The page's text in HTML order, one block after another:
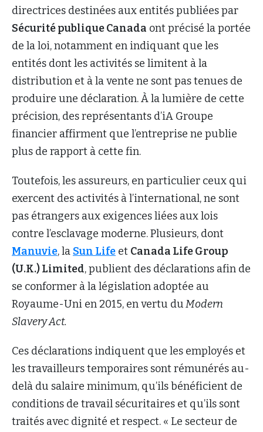
directrices destinées aux entités publiées par
Sécurité publique Canada ont précisé la portée
de la loi, notamment en indiquant que les
entités dont les activités se limitent à la
distribution et à la vente ne sont pas tenues de
produire une déclaration. À la lumière de cette
précision, des représentants d’iA Groupe
financier affirment que l’entreprise ne publie
plus de rapport à cette fin.
Toutefois, les assureurs, en particulier ceux qui
exercent des activités à l’international, ne sont
pas étrangers aux exigences liées aux lois
contre l’esclavage moderne. Plusieurs, dont
Manuvie, la Sun Life et Canada Life Group
(U.K.) Limited, publient des déclarations afin de
se conformer à la législation adoptée au
Royaume-Uni en 2015, en vertu duModern
Slavery Act.
Ces déclarations indiquent que les employés et
les travailleurs temporaires sont rémunérés au-
delà du salaire minimum, qu’ils bénéficient de
conditions de travail sécuritaires et qu’ils sont
traités avec dignité et respect. « Le secteur de